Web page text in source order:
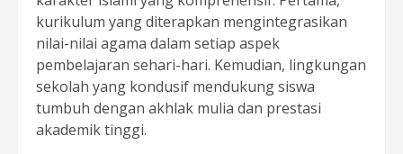
kurikulum yang diterapkan mengintegrasikan
nilai-nilai agama dalam setiap aspek
pembelajaran sehari-hari. Kemudian, lingkungan
sekolah yang kondusif mendukung siswa
tumbuh dengan akhlak mulia dan prestasi
akademik tinggi.